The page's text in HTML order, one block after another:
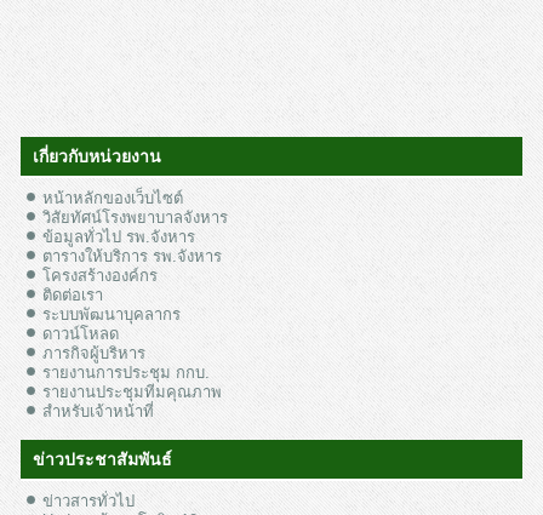
เกี่ยวกับหน่วยงาน
หน้าหลักของเว็บไซต์
วิสัยทัศน์โรงพยาบาลจังหาร
ข้อมูลทั่วไป รพ.จังหาร
ตารางให้บริการ รพ.จังหาร
โครงสร้างองค์กร
ติดต่อเรา
ระบบพัฒนาบุคลากร
ดาวน์โหลด
ภารกิจผู้บริหาร
รายงานการประชุม กกบ.
รายงานประชุมทีมคุณภาพ
สำหรับเจ้าหน้าที่
ข่าวประชาสัมพันธ์
ข่าวสารทั่วไป